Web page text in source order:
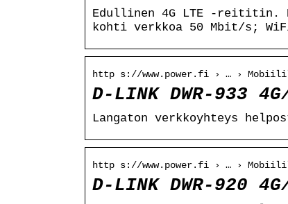
Edullinen 4G LTE -reititin.
kohti verkkoa 50 Mbit/s;
http s://www.power.fi › … ›
D-LINK DWR-933
Langaton verkkoyhteys
http s://www.power.fi › … ›
D-LINK DWR-920